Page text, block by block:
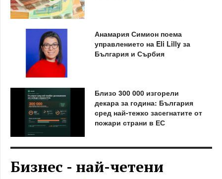
Анамария Симион поема
управлението на Eli Lilly за
България и Сърбия
Близо 300 000 изгорели
декара за година: България
сред най-тежко засегнатите от
пожари страни в ЕС
Бизнес - най-четени